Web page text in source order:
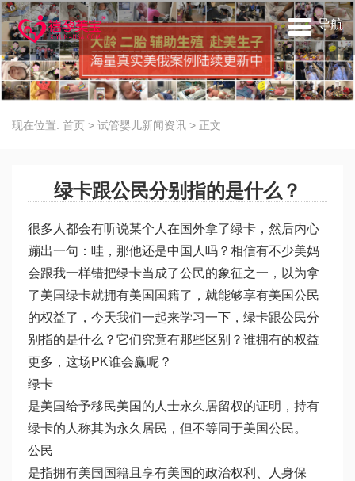
导航
现在位置: 首页 > 试管婴儿新闻资讯 > 正文
绿卡跟公民分别指的是什么？
很多人都会有听说某个人在国外拿了绿卡，然后内心
蹦出一句：哇，那他还是中国人吗？相信有不少美妈
会跟我一样错把绿卡当成了公民的象征之一，以为拿
了美国绿卡就拥有美国国籍了，就能够享有美国公民
的权益了，今天我们一起来学习一下，绿卡跟公民分
别指的是什么？它们究竟有那些区别？谁拥有的权益
更多，这场PK谁会赢呢？
绿卡
是美国给予移民美国的人士永久居留权的证明，持有
绿卡的人称其为永久居民，但不等同于美国公民。
公民
是指拥有美国国籍且享有美国的政治权利、人身保